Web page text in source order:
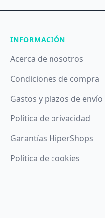
INFORMACIÓN
Acerca de nosotros
Condiciones de compra
Gastos y plazos de envío
Política de privacidad
Garantías HiperShops
Política de cookies